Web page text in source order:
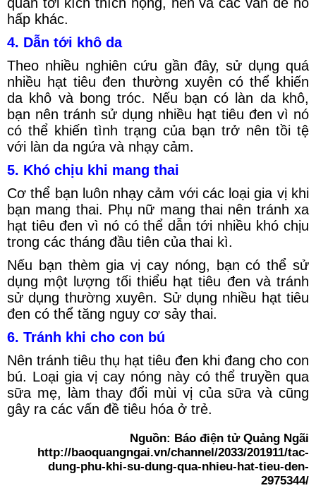
hấp khác.
4. Dẫn tới khô da
Theo nhiều nghiên cứu gần đây, sử dụng quá
nhiều hạt tiêu đen thường xuyên có thể khiến
da khô và bong tróc. Nếu bạn có làn da khô,
bạn nên tránh sử dụng nhiều hạt tiêu đen vì nó
có thể khiến tình trạng của bạn trở nên tồi tệ
với làn da ngứa và nhạy cảm.
5. Khó chịu khi mang thai
Cơ thể bạn luôn nhạy cảm với các loại gia vị khi
bạn mang thai. Phụ nữ mang thai nên tránh xa
hạt tiêu đen vì nó có thể dẫn tới nhiều khó chịu
trong các tháng đầu tiên của thai kì.
Nếu bạn thèm gia vị cay nóng, bạn có thể sử
dụng một lượng tối thiểu hạt tiêu đen và tránh
sử dụng thường xuyên. Sử dụng nhiều hạt tiêu
đen có thể tăng nguy cơ sảy thai.
6. Tránh khi cho con bú
Nên tránh tiêu thụ hạt tiêu đen khi đang cho con
bú. Loại gia vị cay nóng này có thể truyền qua
sữa mẹ, làm thay đổi mùi vị của sữa và cũng
gây ra các vấn đề tiêu hóa ở trẻ.
Nguồn: Báo điện tử Quảng Ngãi
http://baoquangngai.vn/channel/2033/201911/tac-
dung-phu-khi-su-dung-qua-nhieu-hat-tieu-den-
2975344/